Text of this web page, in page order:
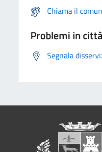
Chiama il
Problemi in città
Segnala